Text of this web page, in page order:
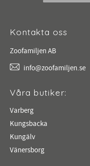
Kontakta oss
Zoofamiljen AB
info@zoofamiljen.se
Våra butiker:
Varberg
Kungsbacka
Kungälv
Vänersborg